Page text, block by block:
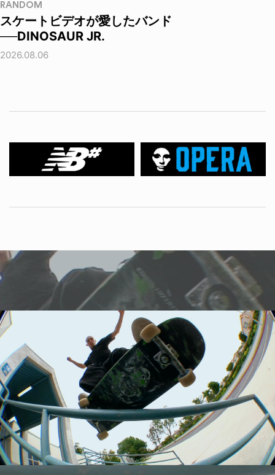
RANDOM
スケートビデオが愛したバンド
──DINOSAUR JR.
2026.08.06